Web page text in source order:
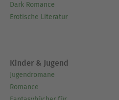
Dark Romance
Erotische Literatur
Kinder & Jugend
Jugendromane
Romance